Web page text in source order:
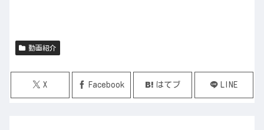
動画紹介
X Facebook はてブ LINE